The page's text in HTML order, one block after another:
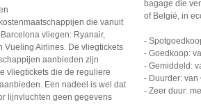
die vanuit
vliegen: Ryanair,
Vueling Airlines. De vliegtickets
aanbieden zijn
vliegtickets die de reguliere
Een nadeel is wel dat
lijnvluchten geen gegevens
bagage die
of België, in
-
- Goedkoop:
- Gemiddeld:
- Duurder: van
- Zeer duur: